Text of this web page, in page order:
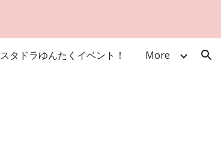
スタドラゆんたくイベント！ More